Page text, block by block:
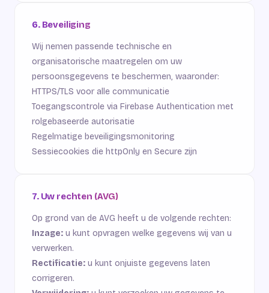
6. Beveiliging
Wij nemen passende technische en
organisatorische maatregelen om uw
persoonsgegevens te beschermen, waaronder:
HTTPS/TLS voor alle communicatie
Toegangscontrole via Firebase Authentication met
rolgebaseerde autorisatie
Regelmatige beveiligingsmonitoring
Sessiecookies die httpOnly en Secure zijn
7. Uw rechten (AVG)
Op grond van de AVG heeft u de volgende rechten:
Inzage: u kunt opvragen welke gegevens wij van u
verwerken.
Rectificatie: u kunt onjuiste gegevens laten
corrigeren.